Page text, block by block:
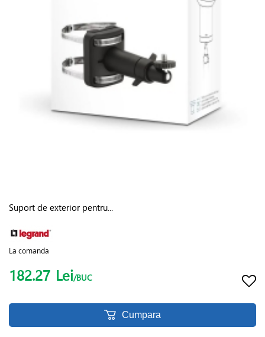
Suport de exterior pentru...
La comanda
182.27 Lei/BUC
Cumpara